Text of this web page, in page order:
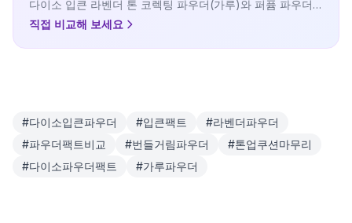
다이소 입큰 라벤더 톤 코렉팅 파우더(가루)와 퍼퓸 파우더
팩트(팩트)를 비교해드려요. 보라색이 너무 하얘 보이는지,
직접 비교해 보세요
#다이소입큰파우더 #입큰팩트 #라벤더파우더
#파우더팩트비교 #번들거림파우더 #톤업쿠션마무리
#다이소파우더팩트 #가루파우더